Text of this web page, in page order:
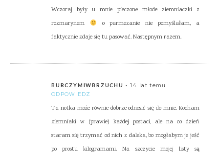
Wczoraj były u mnie pieczone młode ziemniaczki z
rozmarynem
o parmezanie nie pomyślałam, a
faktycznie zdaje się tu pasować. Następnym razem.
BURCZYMIWBRZUCHU 14 lat temu
ODPOWIEDZ
Ta notka może równie dobrze odnosić się do mnie. Kocham
ziemniaki w (prawie) każdej postaci, ale na co dzień
staram się trzymać od nich z daleka, bo mogłabym je jeść
po prostu kilogramami. Na szczycie mojej listy są